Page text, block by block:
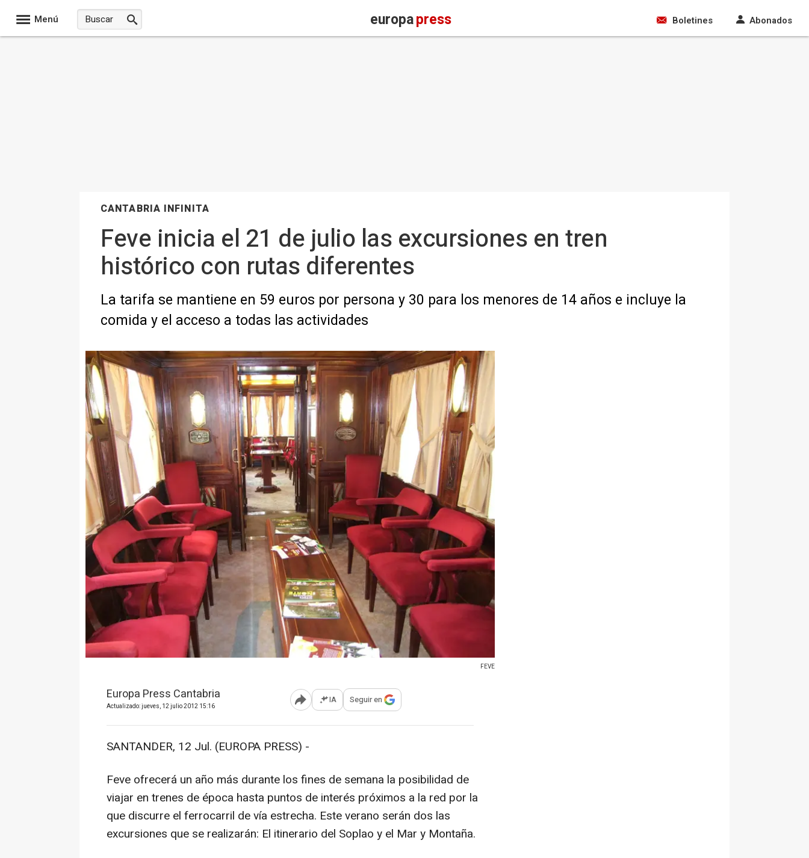
Menú europapress Boletines Abonados
CANTABRIA INFINITA
Feve inicia el 21 de julio las excursiones en tren
histórico con rutas diferentes
La tarifa se mantiene en 59 euros por persona y 30 para los menores de 14 años e incluye la
comida y el acceso a todas las actividades
FEVE
Europa Press Cantabria
Actualizado: jueves, 12 julio 2012 15:16 Abrir opciones para compartir
IA Seguir en
SANTANDER, 12 Jul. (EUROPA PRESS) -
Feve ofrecerá un año más durante los fines de semana la posibilidad de
viajar en trenes de época hasta puntos de interés próximos a la red por la
que discurre el ferrocarril de vía estrecha. Este verano serán dos las
excursiones que se realizarán: El itinerario del Soplao y el Mar y Montaña.